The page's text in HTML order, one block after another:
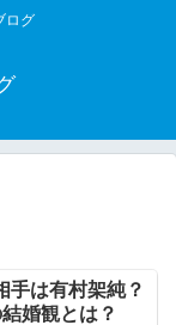
ログ
手は有村架純？
婚観とは？